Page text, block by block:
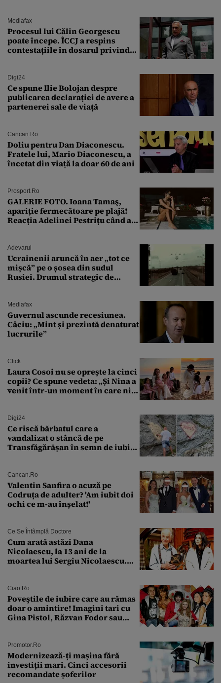
Mediafax
Procesul lui Călin Georgescu
poate începe. ÎCCJ a respins
contestațiile în dosarul privind
Digi24
Ce spune Ilie Bolojan despre
publicarea declarației de avere a
partenerei sale de viață
Cancan.ro
Doliu pentru Dan Diaconescu.
Fratele lui, Mario Diaconescu, a
încetat din viață la doar 60 de ani
Prosport.ro
GALERIE FOTO. Ioana Tamaş,
apariție fermecătoare pe plajă!
Reacția Adelinei Pestrițu când a
Adevarul
Ucrainenii aruncă în aer „tot ce
mișcă” pe o șosea din sudul
Rusiei. Drumul strategic de
Mediafax
Guvernul ascunde recesiunea.
Câciu: „Mint și prezintă denaturat
lucrurile”
Click
Laura Cosoi nu se oprește la cinci
copii? Ce spune vedeta: „Și Nina a
venit într-un moment în care nici
Digi24
Ce riscă bărbatul care a
vandalizat o stâncă de pe
Transfăgărășan în semn de iubire
Cancan.ro
Valentin Sanfira o acuză pe
Codruța de adulter? 'Am iubit doi
ochi ce m-au înșelat!'
Ce Se Întâmplă Doctore
Cum arată astăzi Dana
Nicolaescu, la 13 ani de la
moartea lui Sergiu Nicolaescu.
Ciao.ro
Poveştile de iubire care au rămas
doar o amintire! Imagini tari cu
Gina Pistol, Răzvan Fodor sau
Promotor.ro
Modernizează-ți mașina fără
investiții mari. Cinci accesorii
recomandate șoferilor